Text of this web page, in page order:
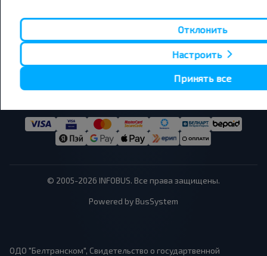
22А, офис 302.
Поддержка: 24/7
© 2005-2026 INFOBUS. Все права защищены.
Powered by BusSystem
ОДО "Белтранском", Свидетельство о государтвенной
Отклонить
Настроить
Принять все